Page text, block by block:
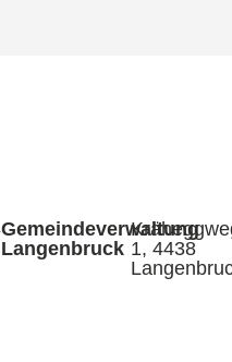
Gemeindeverwaltung
Langenbruck 1, 4438